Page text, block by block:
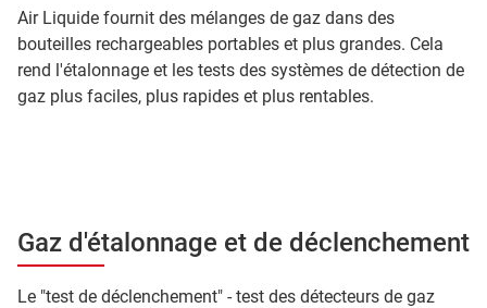
Air Liquide fournit des mélanges de gaz dans des
bouteilles rechargeables portables et plus grandes. Cela
rend l'étalonnage et les tests des systèmes de détection de
gaz plus faciles, plus rapides et plus rentables.
Gaz d'étalonnage et de déclenchement
Le "test de déclenchement" - test des détecteurs de gaz